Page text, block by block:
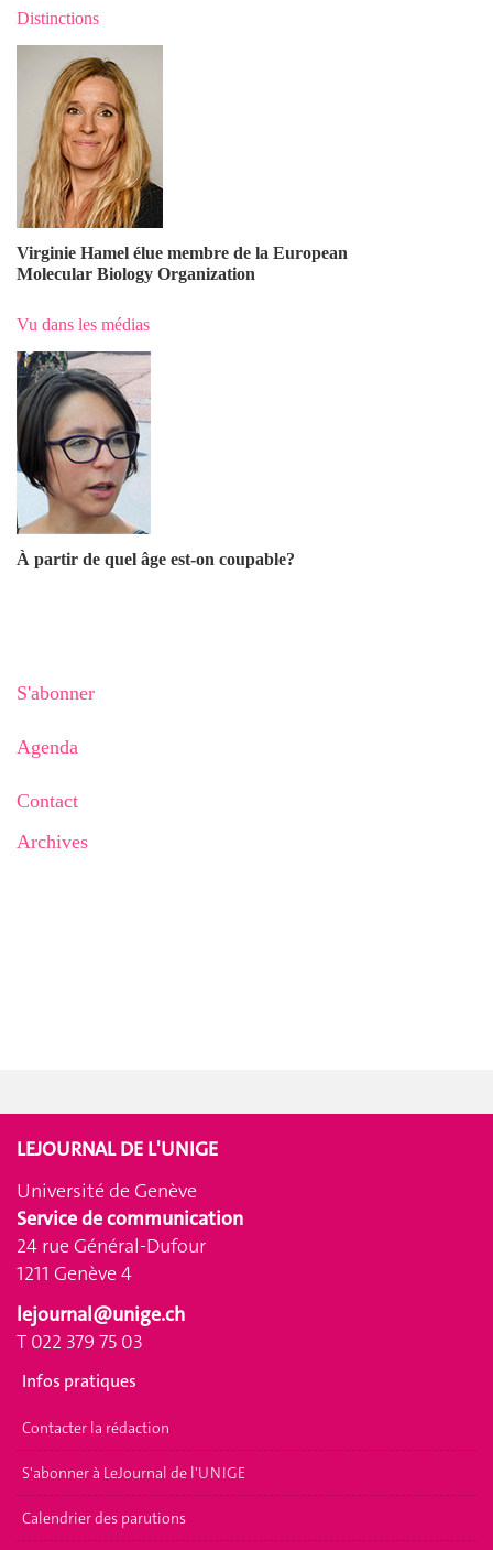
Distinctions
Virginie Hamel élue membre de la European
Molecular Biology Organization
Vu dans les médias
À partir de quel âge est-on coupable?
S'abonner
Agenda
Contact
Archives
LEJOURNAL DE L'UNIGE
Université de Genève
Service de communication
24 rue Général-Dufour
1211 Genève 4
lejournal@unige.ch
T 022 379 75 03
Infos pratiques
Contacter la rédaction
S'abonner à LeJournal de l'UNIGE
Calendrier des parutions